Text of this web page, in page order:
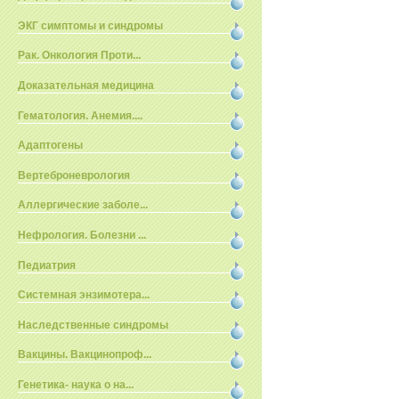
ЭКГ симптомы и синдромы
Рак. Онкология Проти...
Доказательная медицина
Гематология. Анемия....
Адаптогены
Вертеброневрология
Аллергические заболе...
Нефрология. Болезни ...
Педиатрия
Системная энзимотера...
Наследственные синдромы
Вакцины. Вакцинопроф...
Генетика- наука о на...